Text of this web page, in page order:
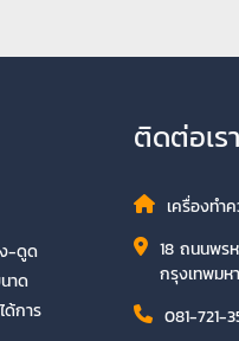
-ดูด
าด
ด้การ
ติดต่อเรา
เครื่องทำ
18 ถนนพร
กรุงเทพมห
081-721-